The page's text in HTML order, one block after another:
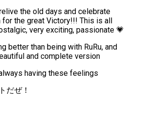
the old days and celebrate
for the great Victory!!! This is all
very exciting, passionate 💗
better than being with RuRu, and
and complete version
having these feelings
だぜ！